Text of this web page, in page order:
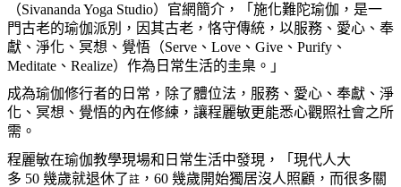
（Sivananda Yoga Studio）官網簡介，「施化難陀瑜伽 ，是一
門古老的瑜伽派別，因其古老，恪守傳統，以服務、愛心、奉
獻、淨化、冥想、覺悟（Serve 、 Love 、 Give 、 Purify 、
Meditate 、 Realize）作為日常生活的圭臬。」
成為瑜伽修行者的日常，除了體位法，服務、愛心、奉獻、淨
化、冥想、覺悟的內在修練，讓程麗敏更能悉心觀照社會之所
需。
程麗敏在瑜伽教學現場和日常生活中發現，「現代人大
多 50 幾歲就退休了註 ， 60 幾歲開始獨居沒人照顧，而很多關